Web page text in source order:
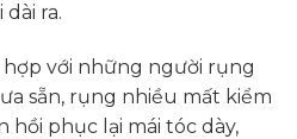
ra.
với những người rụng
sẵn, rụng nhiều mất kiểm
hồi phục lại mái tóc dày,